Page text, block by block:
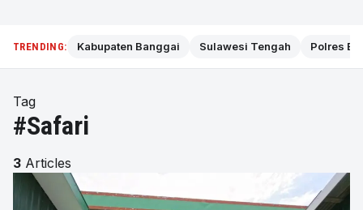
TRENDING: Kabupaten Banggai Sulawesi Tengah Polres
Tag
#Safari
3 Articles